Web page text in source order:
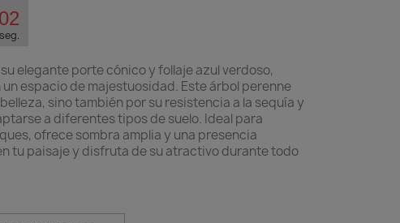
01
seg.
elegante porte cónico y follaje azul verdoso,
espacio de majestuosidad. Este árbol perenne
sino también por su resistencia a la sequía y
a diferentes tipos de suelo. Ideal para
ofrece sombra amplia y una presencia
tu paisaje y disfruta de su atractivo durante todo